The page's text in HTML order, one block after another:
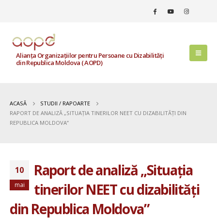
Alianța Organizațiilor pentru Persoane cu Dizabilități
din Republica Moldova ( AOPD)
ACASĂ
STUDII / RAPOARTE
RAPORT DE ANALIZĂ „SITUAȚIA TINERILOR NEET CU DIZABILITĂȚI DIN
REPUBLICA MOLDOVA”
10
mai
Raport de analiză „Situația
tinerilor NEET cu dizabilități
din Republica Moldova”